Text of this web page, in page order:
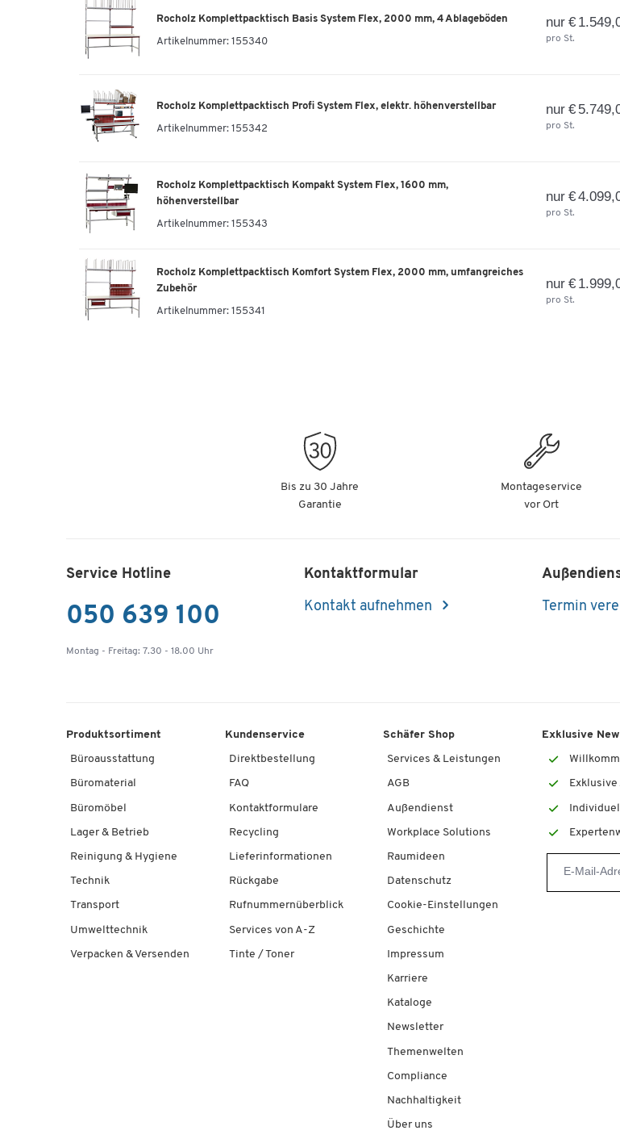
Rocholz Komplettpacktisch Basis System Flex, 2000 mm, 4 Ablageböden
Artikelnummer: 155340
nur €
pro St.
Rocholz Komplettpacktisch Profi System Flex, elektr. höhenverstellbar
Artikelnummer: 155342
nur €
pro St.
Rocholz Komplettpacktisch Kompakt System Flex, 1600 mm,
höhenverstellbar
Artikelnummer: 155343
nur €
pro St.
Rocholz Komplettpacktisch Komfort System Flex, 2000 mm, umfangreiches
Zubehör
Artikelnummer: 155341
nur €
pro St.
Bis zu 30 Jahre
Garantie
Montageservice
vor Ort
Service Hotline
050 639 100
Montag - Freitag: 7.30 - 18.00 Uhr
Kontaktformular
Kontakt aufnehmen Termin
Produktsortiment
Büroausstattung
Büromaterial
Büromöbel
Lager & Betrieb
Reinigung & Hygiene
Technik
Transport
Umwelttechnik
Verpacken & Versenden
Kundenservice
Direktbestellung
FAQ
Kontaktformulare
Recycling
Lieferinformationen
Rückgabe
Rufnummernüberblick
Services von A-Z
Tinte / Toner
Schäfer Shop
Services & Leistungen
AGB
Außendienst
Workplace Solutions
Raumideen
Datenschutz
Cookie-Einstellungen
Geschichte
Impressum
Karriere
Kataloge
Newsletter
Themenwelten
Compliance
Nachhaltigkeit
Über uns
Exklusive